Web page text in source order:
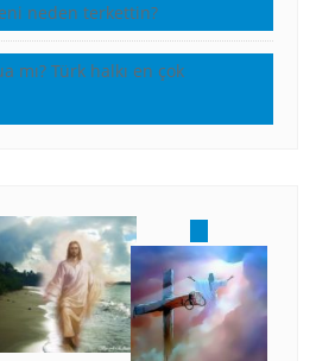
neden terkettin?
mı? Türk halkı en çok